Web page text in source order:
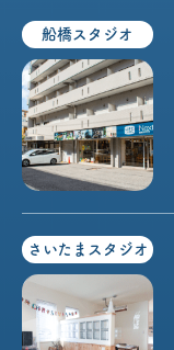
船橋スタジオ
さいたまスタジオ